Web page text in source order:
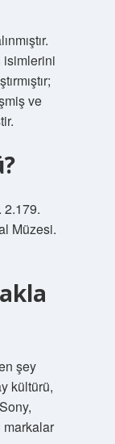
isimlerini
ve
2.179.
Müzesi.
şey
kültürü,